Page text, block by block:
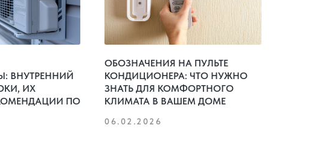
ВНУТРЕННИЙ
ИХ
ПО
ОБОЗНАЧЕНИЯ НА ПУЛЬТЕ
КОНДИЦИОНЕРА: ЧТО НУЖНО
ЗНАТЬ ДЛЯ КОМФОРТНОГО
КЛИМАТА В ВАШЕМ ДОМЕ
06.02.2026